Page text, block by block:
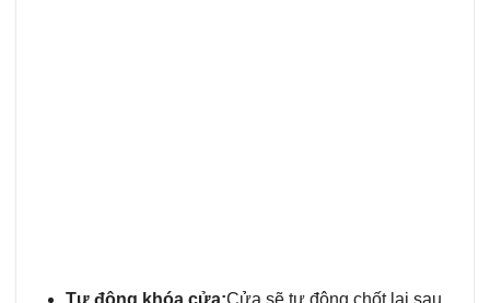
Tự động khóa cửa:Cửa sẽ tự động chốt lại sau